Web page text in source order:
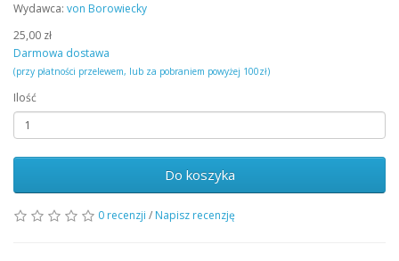
Wydawca: von Borowiecky
25,00 zł
Darmowa dostawa
(przy płatności przelewem, lub za pobraniem powyżej 100zł)
Ilość
Do koszyka
0 recenzji / Napisz recenzję